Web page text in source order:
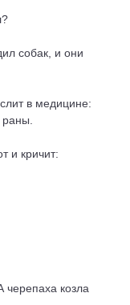
собак, и они
в медицине:
и кричит:
черепаха козла